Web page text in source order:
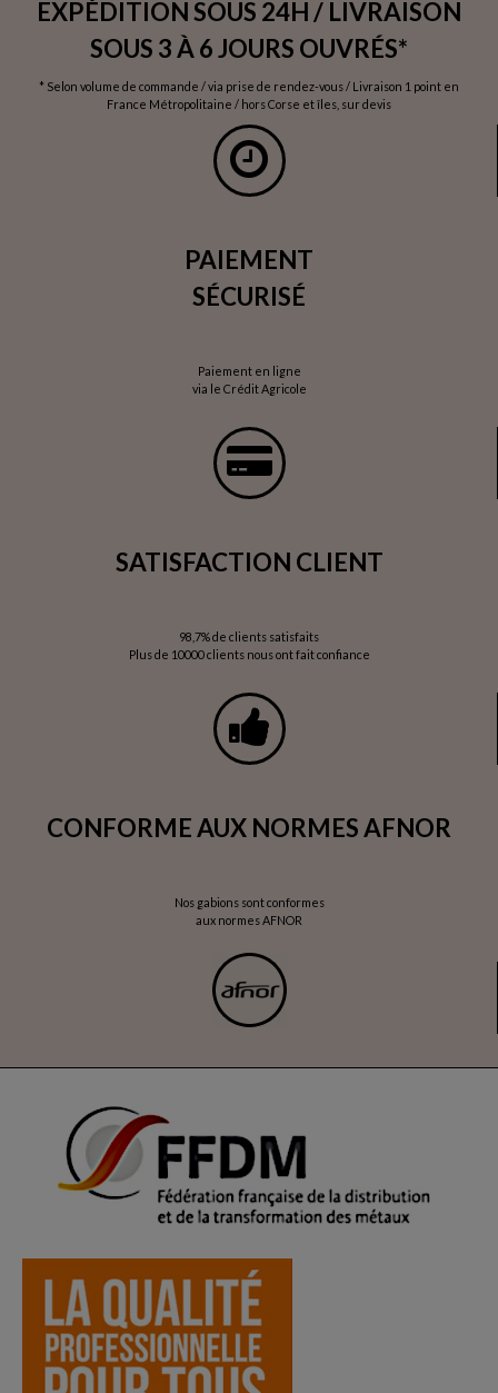
EXPÉDITION SOUS 24H / LIVRAISON
SOUS 3 À 6 JOURS OUVRÉS*
* Selon volume de commande / via prise de rendez-vous / Livraison 1 point en
France Métropolitaine / hors Corse et îles, sur devis
PAIEMENT
SÉCURISÉ
Paiement en ligne
via le Crédit Agricole
SATISFACTION CLIENT
98,7% de clients satisfaits
Plus de 10000 clients nous ont fait confiance
CONFORME AUX NORMES AFNOR
Nos gabions sont conformes
aux normes AFNOR